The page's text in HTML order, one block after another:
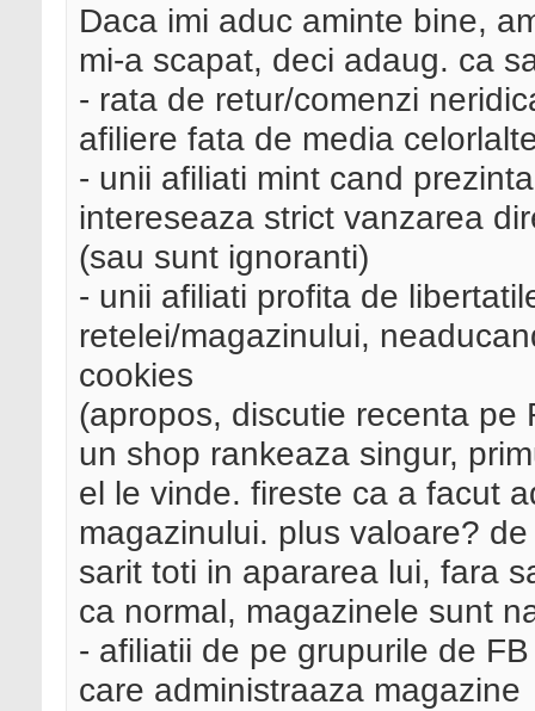
Daca imi aduc aminte bine,
mi-a scapat, deci adaug. ca
- rata de retur/comenzi
afiliere fata de media
- unii afiliati mint cand
intereseaza strict vanzarea
(sau sunt ignoranti)
- unii afiliati profita de
retelei/magazinului,
cookies
(apropos, discutie recenta pe
un shop rankeaza singur,
el le vinde. fireste ca a facut
magazinului. plus valoare?
sarit toti in apararea lui, fara
ca normal, magazinele sunt
- afiliatii de pe grupurile de
care administraaza magazine